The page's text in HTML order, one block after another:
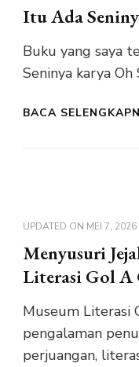
Itu Ada
Buku yang saya
Seninya karya Oh
BACA
UPDATED ON MEI 7, 2026
Menyusuri
Literasi Gol A
Museum Literasi
pengalaman
perjuangan,